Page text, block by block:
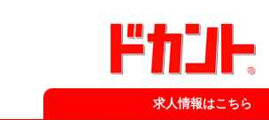
求人情報はこちら